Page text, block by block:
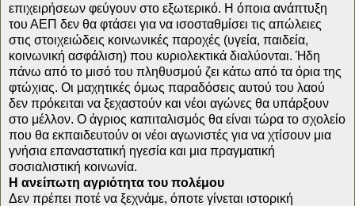
επιχειρήσεων φεύγουν στο εξωτερικό. Η όποια ανάπτυξη
του ΑΕΠ δεν θα φτάσει για να ισοσταθμίσει τις απώλειες
στις στοιχειώδεις κοινωνικές παροχές (υγεία, παιδεία,
κοινωνική ασφάλιση) που κυριολεκτικά διαλύονται. Ήδη
πάνω από το μισό του πληθυσμού ζει κάτω από τα όρια της
φτώχιας. Οι μαχητικές όμως παραδόσεις αυτού του λαού
δεν πρόκειται να ξεχαστούν και νέοι αγώνες θα υπάρξουν
στο μέλλον. Ο άγριος καπιταλισμός θα είναι τώρα το σχολείο
που θα εκπαιδευτούν οι νέοι αγωνιστές για να χτίσουν μια
γνήσια επαναστατική ηγεσία και μια πραγματική
σοσιαλιστική κοινωνία.
Η ανείπωτη αγριότητα του πολέμου
Δεν πρέπει ποτέ να ξεχνάμε, όποτε γίνεται ιστορική